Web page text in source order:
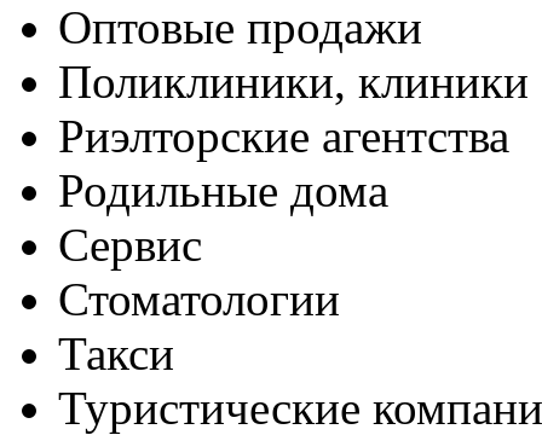
Оптовые продажи
Поликлиники, клиники
Риэлторские агентства
Родильные дома
Сервис
Стоматологии
Такси
Туристические